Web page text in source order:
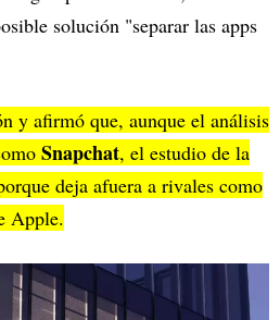
solución "separar las apps
y afirmó que, aunque el análisis
Snapchat, el estudio de la
deja afuera a rivales como
Apple.